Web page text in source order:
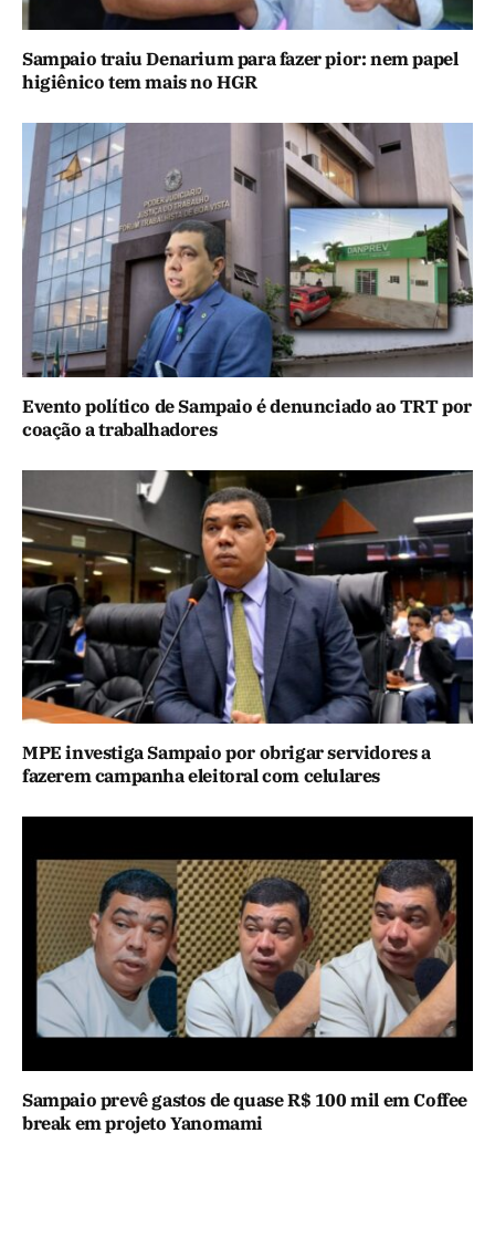
Sampaio traiu Denarium para fazer pior: nem papel
higiênico tem mais no HGR
Evento político de Sampaio é denunciado ao TRT por
coação a trabalhadores
MPE investiga Sampaio por obrigar servidores a
fazerem campanha eleitoral com celulares
Sampaio prevê gastos de quase R$ 100 mil em Coffee
break em projeto Yanomami